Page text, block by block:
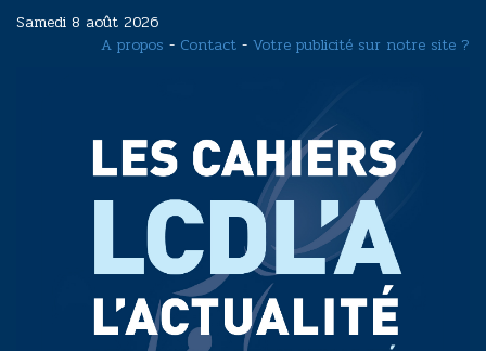
Samedi 8 août 2026
A propos - Contact - Votre publicité sur notre site ?